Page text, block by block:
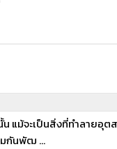
แม้จะเป็นสิ่งที่ทำลายอุต
กันพัฒ ...